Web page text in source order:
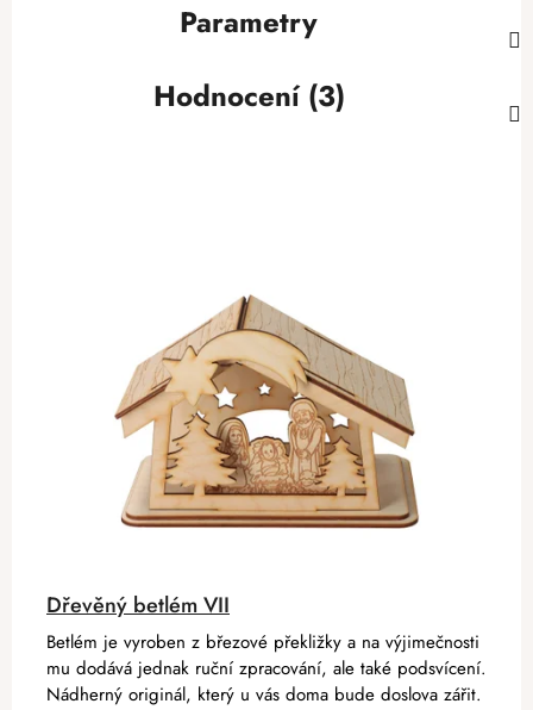
Parametry
Hodnocení (3)
Dřevěný betlém VII
Betlém je vyroben z březové překližky a na výjimečnosti
mu dodává jednak ruční zpracování, ale také podsvícení.
Nádherný originál, který u vás doma bude doslova zářit.